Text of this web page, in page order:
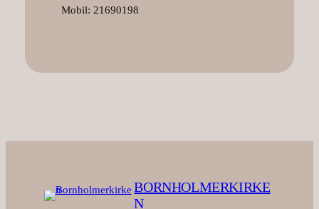
Mobil: 21690198
BORNHOLMERKIRKE
N